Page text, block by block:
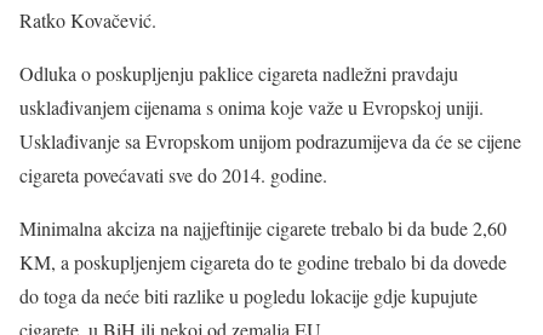
Ratko Kovačević.
Odluka o poskupljenju paklice cigareta nadležni pravdaju
usklađivanjem cijenama s onima koje važe u Evropskoj uniji.
Usklađivanje sa Evropskom unijom podrazumijeva da će se cijene
cigareta povećavati sve do 2014. godine.
Minimalna akciza na najjeftinije cigarete trebalo bi da bude 2,60
KM, a poskupljenjem cigareta do te godine trebalo bi da dovede
do toga da neće biti razlike u pogledu lokacije gdje kupujute
cigarete, u BiH ili nekoj od zemalja EU.